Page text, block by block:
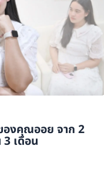
องคุณออย จาก 2
3 เดือน